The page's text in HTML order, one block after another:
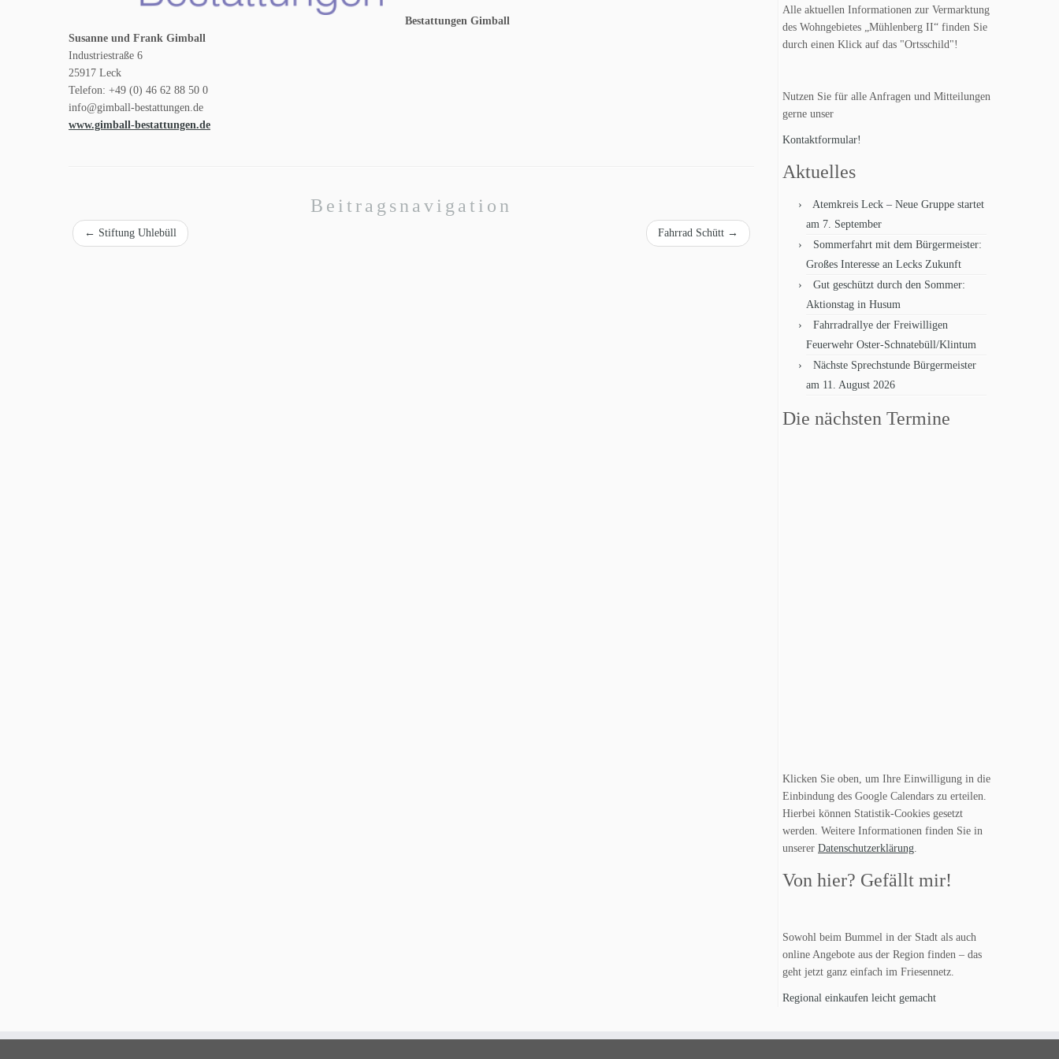
Bestattungen Gimball
Susanne und Frank Gimball
Industriestraße 6
25917 Leck
Telefon: +49 (0) 46 62 88 50 0
info@gimball-bestattungen.de
www.gimball-bestattungen.de
Beitragsnavigation
← Stiftung Uhlebüll Fahrrad Schütt →
Alle aktuellen Informationen zur Vermarktung
des Wohngebietes „Mühlenberg II“ finden Sie
durch einen Klick auf das "Ortsschild"!
Nutzen Sie für alle Anfragen und Mitteilungen
gerne unser
Kontaktformular!
Aktuelles
Atemkreis Leck – Neue Gruppe startet
am 7. September
Sommerfahrt mit dem Bürgermeister:
Großes Interesse an Lecks Zukunft
Gut geschützt durch den Sommer:
Aktionstag in Husum
Fahrradrallye der Freiwilligen
Feuerwehr Oster-Schnatebüll/Klintum
Nächste Sprechstunde Bürgermeister
am 11. August 2026
Die nächsten Termine
Klicken Sie oben, um Ihre Einwilligung in die
Einbindung des Google Calendars zu erteilen.
Hierbei können Statistik-Cookies gesetzt
werden. Weitere Informationen finden Sie in
unserer Datenschutzerklärung.
Von hier? Gefällt mir!
Sowohl beim Bummel in der Stadt als auch
online Angebote aus der Region finden – das
geht jetzt ganz einfach im Friesennetz.
Regional einkaufen leicht gemacht